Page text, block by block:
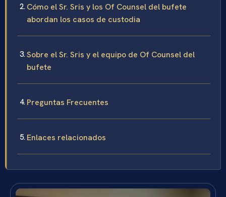
Cómo el Sr. Sris y los Of Counsel del bufete
abordan los casos de custodia
Sobre el Sr. Sris y el equipo de Of Counsel del
bufete
Preguntas Frecuentes
Enlaces relacionados